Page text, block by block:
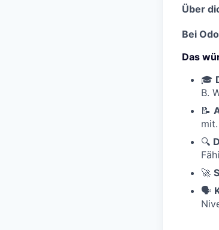
Über
Bei
Das
🎓
B.
📝
mit.
🔍
🚀
🗣️